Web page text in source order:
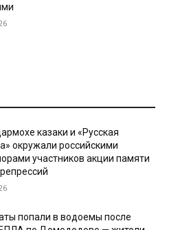
казаки и «Русская
окружали российскими
участников акции памяти
попали в водоемы после